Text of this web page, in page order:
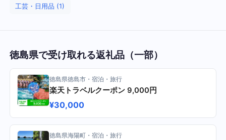
工芸・日用品 (1)
徳島県で受け取れる返礼品（一部）
徳島県徳島市・宿泊・旅行
楽天トラベルクーポン 9,000円
¥30,000
徳島県海陽町・宿泊・旅行